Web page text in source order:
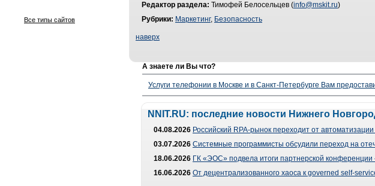
Все типы сайтов
Редактор раздела: Тимофей Белосельцев (info@mskit.ru)
Рубрики: Маркетинг, Безопасность
наверх
А знаете ли Вы что?
Услуги телефонии в Москве и в Санкт-Петербурге Вам
NNIT.RU: последние новости Нижнего
04.08.2026 Российский RPA-рынок переходит от
03.07.2026 Системные программисты обсудили переход на
18.06.2026 ГК «ЭОС» подвела итоги партнерской
16.06.2026 От децентрализованного хаоса к governed self-